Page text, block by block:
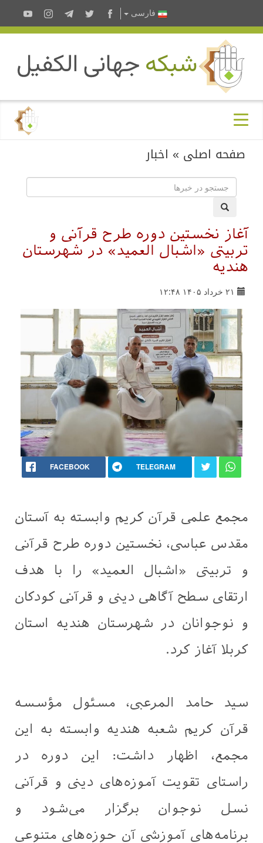
فارسى
صفحه اصلی » اخبار
آغاز نخستین دوره طرح قرآنی و
تربیتی «اشبال العمید» در شهرستان
هندیه
۲۱ خرداد ۱۴۰۵ ۱۲:۴۸
FACEBOOK TELEGRAM
مجمع علمی قرآن کریم وابسته به آستان
مقدس عباسی، نخستین دوره طرح قرآنی
و تربیتی «اشبال العمید» را با هدف
ارتقای سطح آگاهی دینی و قرآنی کودکان
و نوجوانان در شهرستان هندیه استان
کربلا آغاز کرد.
سید حامد المرعبی، مسئول مؤسسه
قرآن کریم شعبه هندیه وابسته به این
مجمع، اظهار داشت: این دوره در
راستای تقویت آموزه‌های دینی و قرآنی
نسل نوجوان برگزار می‌شود و
برنامه‌های آموزشی آن حوزه‌های متنوعی